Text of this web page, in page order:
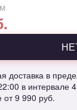
доставка в
в интервале
от9 990 руб.